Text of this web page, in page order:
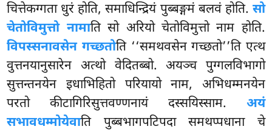
चित्तेकग्गता धुरं होति, समाधिन्द्रियं पुब्बङ्गमं बलवं होति. सो
चेतोविमुत्तो नामाति सो अरियो चेतोविमुत्तो नाम होति.
विपस्सनावसेन गच्छतोति ‘‘समथवसेन गच्छतो’’ति एत्थ
वुत्तनयानुसारेन अत्थो वेदितब्बो. अयञ्च पुग्गलविभागो
सुत्तन्तनयेन इधाभिहितो परियायो नाम, अभिधम्मनयेन
परतो कीटागिरिसुत्तवण्णनायं दस्सयिस्साम. अयं
सभावधम्मोयेवाति पुब्बभागपटिपदा समथप्पधाना चे